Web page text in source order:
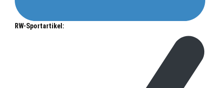
RW-Sportartikel: